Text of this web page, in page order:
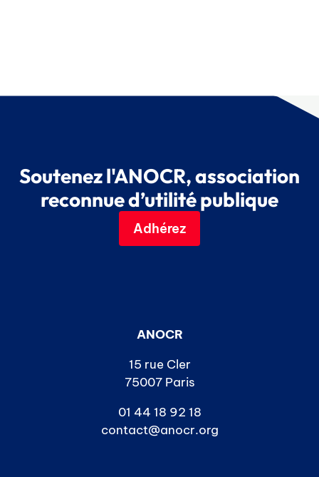
Soutenez l'ANOCR, association
reconnue d’utilité publique
Adhérez
ANOCR
15 rue Cler
75007 Paris
01 44 18 92 18
contact@anocr.org